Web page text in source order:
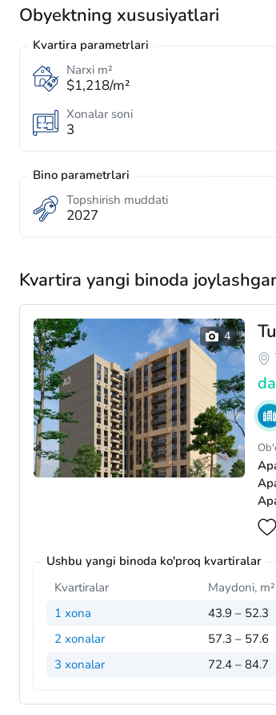
Obyektning xususiyatlari
Kvartira parametrlari
Narxi m²
$1,218/m²
Xonalar soni
3
Bino parametrlari
Topshirish muddati
2027
Kvartira yangi binoda
Ushbu yangi binoda ko'proq kvartiralar
Kvartiralar
Maydoni, m²
1 xona
43.9 – 52.3
2 xonalar
57.3 – 57.6
3 xonalar
72.4 – 84.7